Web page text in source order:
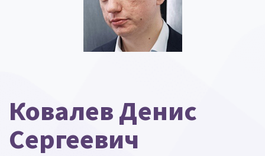
Ковалев Денис
Сергеевич